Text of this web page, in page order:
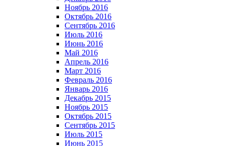
Ноябрь 2016
Октябрь 2016
Сентябрь 2016
Июль 2016
Июнь 2016
Май 2016
Апрель 2016
Март 2016
Февраль 2016
Январь 2016
Декабрь 2015
Ноябрь 2015
Октябрь 2015
Сентябрь 2015
Июль 2015
Июнь 2015